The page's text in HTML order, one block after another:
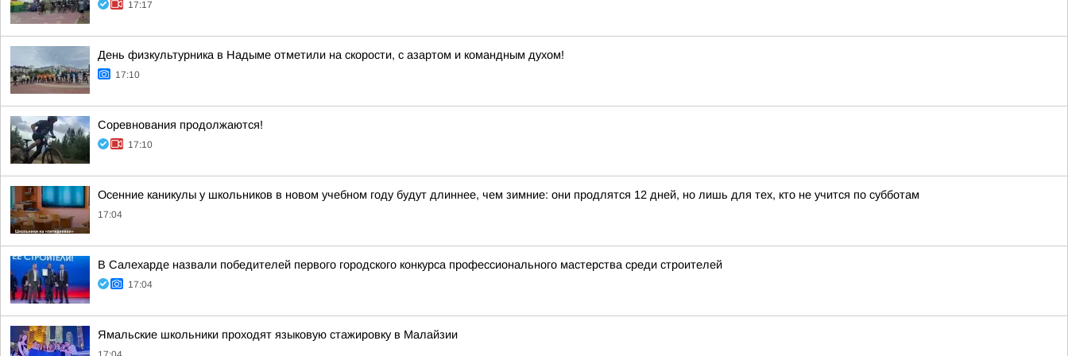
17:17
День физкультурника в Надыме отметили на скорости, с азартом и командным духом!
17:10
Соревнования продолжаются!
17:10
Осенние каникулы у школьников в новом учебном году будут длиннее, чем зимние: они продлятся 12 дней, но лишь для тех, кто не учится по субботам
17:04
В Салехарде назвали победителей первого городского конкурса профессионального мастерства среди строителей
17:04
Ямальские школьники проходят языковую стажировку в Малайзии